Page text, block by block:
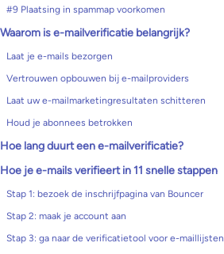
#9 Plaatsing in spammap voorkomen
Waarom is e-mailverificatie belangrijk?
Laat je e-mails bezorgen
Vertrouwen opbouwen bij e-mailproviders
Laat uw e-mailmarketingresultaten schitteren
Houd je abonnees betrokken
Hoe lang duurt een e-mailverificatie?
Hoe je e-mails verifieert in 11 snelle stappen
Stap 1: bezoek de inschrijfpagina van Bouncer
Stap 2: maak je account aan
Stap 3: ga naar de verificatietool voor e-maillijsten